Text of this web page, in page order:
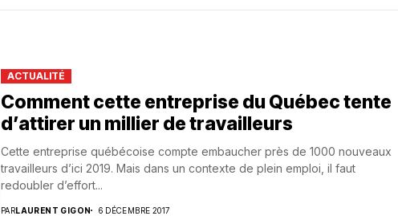
ACTUALITÉ
Comment cette entreprise du Québec tente
d’attirer un millier de travailleurs
Cette entreprise québécoise compte embaucher près de 1000 nouveaux
travailleurs d’ici 2019. Mais dans un contexte de plein emploi, il faut
redoubler d’effort...
PARLAURENT GIGON 6 DÉCEMBRE 2017